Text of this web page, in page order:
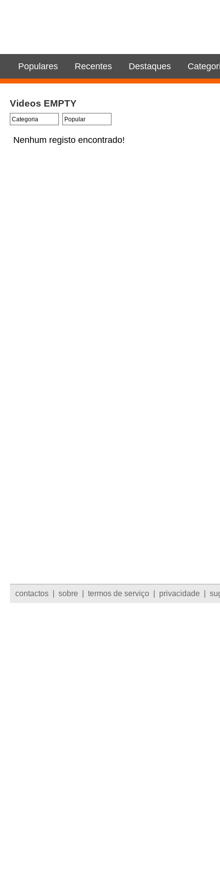
Populares Recentes Destaques
Videos EMPTY
Nenhum registo encontrado!
contactos sobre termos de serviço privacidade